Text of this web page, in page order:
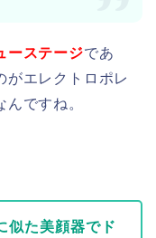
ーステージであ
がエレクトロポレ
ですね。
似た美顔器でド